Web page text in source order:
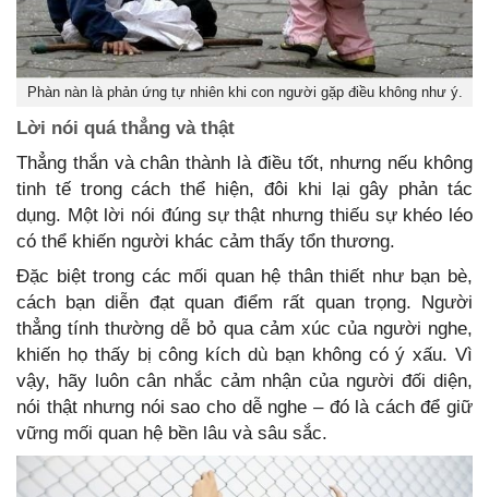
Phàn nàn là phản ứng tự nhiên khi con người gặp điều không như ý.
Lời nói quá thẳng và thật
Thẳng thắn và chân thành là điều tốt, nhưng nếu không
tinh tế trong cách thể hiện, đôi khi lại gây phản tác
dụng. Một lời nói đúng sự thật nhưng thiếu sự khéo léo
có thể khiến người khác cảm thấy tổn thương.
Đặc biệt trong các mối quan hệ thân thiết như bạn bè,
cách bạn diễn đạt quan điểm rất quan trọng. Người
thẳng tính thường dễ bỏ qua cảm xúc của người nghe,
khiến họ thấy bị công kích dù bạn không có ý xấu. Vì
vậy, hãy luôn cân nhắc cảm nhận của người đối diện,
nói thật nhưng nói sao cho dễ nghe – đó là cách để giữ
vững mối quan hệ bền lâu và sâu sắc.